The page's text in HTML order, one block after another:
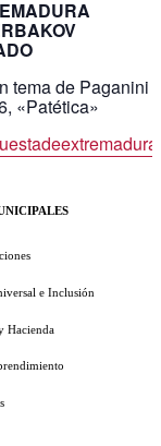
tema de Paganini
«Patética»
e Inclusión
Hacienda